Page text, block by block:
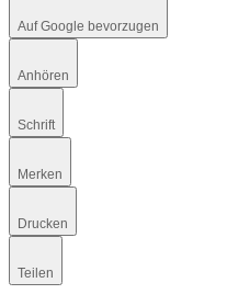
Auf Google bevorzugen
Anhören
Schrift
Merken
Drucken
Teilen